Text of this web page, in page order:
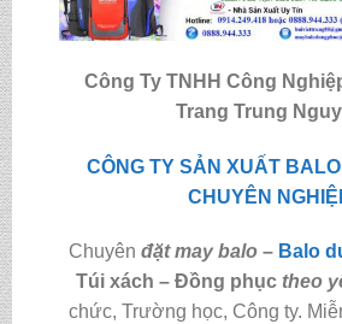
Công Ty TNHH Công
Trang Trung
CÔNG TY SẢN XUẤT
CHUYÊN
Chuyên đặt may balo– Balo
Túi xách – Đồng phục theo
chức, Trường học, Công ty.